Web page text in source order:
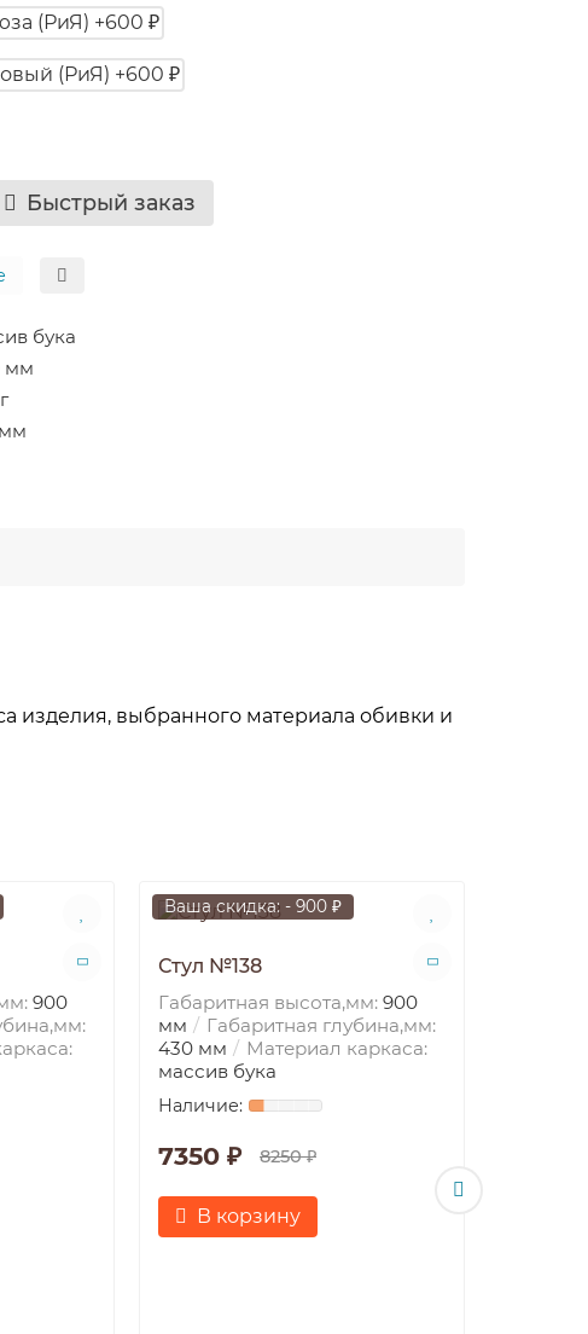
Быстрый заказ
бука
мм
изделия, выбранного материала обивки и
900
Ваша скидка: - 900 ₽
Стул №138
Габаритная высота,мм: 900
мм
Габаритная глубина,мм:
430 мм
Материал каркаса:
массив бука
7350 ₽ 8250 ₽
В корзину